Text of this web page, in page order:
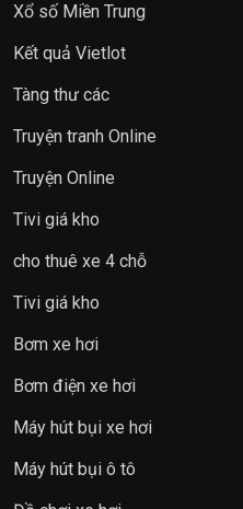
Xổ số Miền Trung
Kết quả Vietlot
Tàng thư các
Truyện tranh Online
Truyện Online
Tivi giá kho
cho thuê xe 4 chỗ
Tivi giá kho
Bơm xe hơi
Bơm điện xe hơi
Máy hút bụi xe hơi
Máy hút bụi ô tô